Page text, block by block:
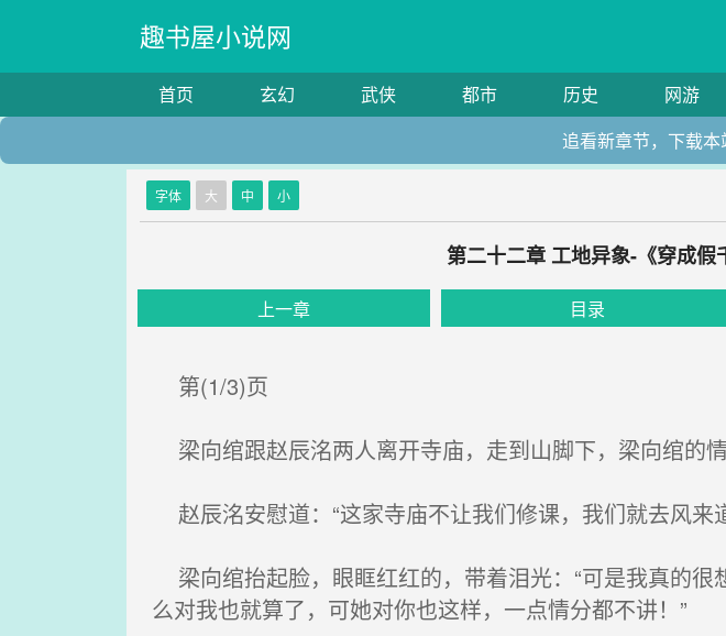
趣书屋小说网
首页 玄幻 武侠 都市 历史 网游
追看新章节，下载
字体 大 中 小
第二十二章 工地异象-《穿成假
上一章 目录
第(1/3)页
梁向绾跟赵辰洺两人离开寺庙，走到山脚下，梁向绾的情
赵辰洺安慰道：“这家寺庙不让我们修课，我们就去风来
梁向绾抬起脸，眼眶红红的，带着泪光：“可是我真的
么对我也就算了，可她对你也这样，一点情分都不讲！”